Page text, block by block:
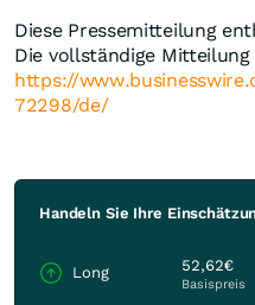
Diese Pressemitteilung
Die vollständige Mitteilung
https://
72298/de/
Handeln Sie Ihre
Long 52,62€
Basispreis